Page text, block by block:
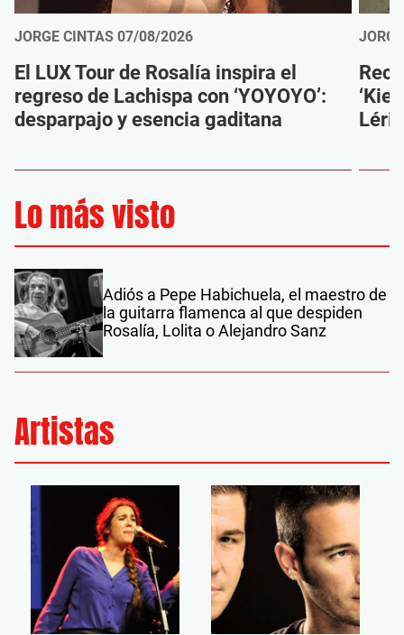
JORGE CINTAS 07/08/2026
El LUX Tour de Rosalía inspira el
regreso de Lachispa con ‘YOYOYO’:
desparpajo y esencia gaditana
Lo más visto
Adiós a Pepe Habichuela, el maestro de
la guitarra flamenca al que despiden
Rosalía, Lolita o Alejandro Sanz
Artistas